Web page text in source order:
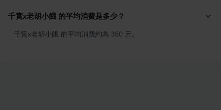
千賞x老胡小餓 的平均消費是多少？
千賞x老胡小餓 的平均消費約為 350 元。